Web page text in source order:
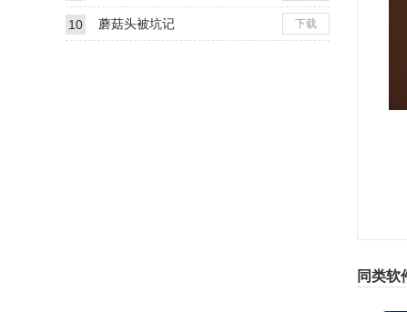
10 蘑菇头被坑记 下载
4
5
6
2
同类软